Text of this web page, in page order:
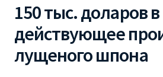
150 тыс. доларов в
действующее
лущеного шпона